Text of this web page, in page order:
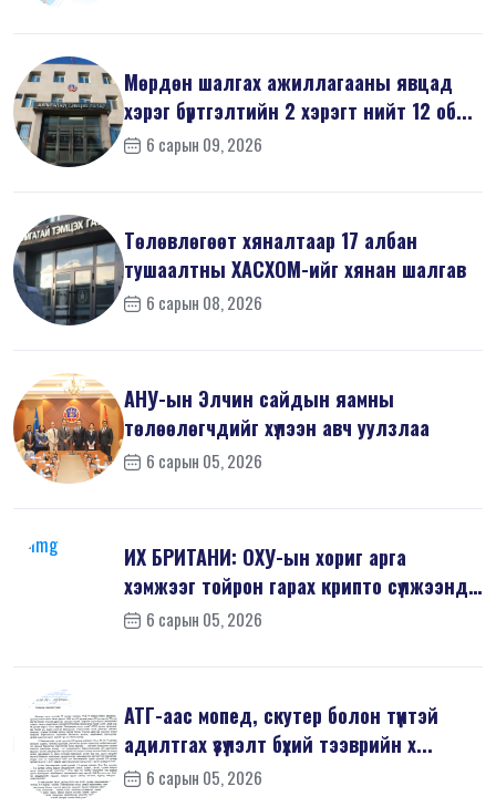
Мөрдөн шалгах ажиллагааны явцад
хэрэг бүртгэлтийн 2 хэрэгт нийт 12 об...
6 сарын 09, 2026
Төлөвлөгөөт хяналтаар 17 албан
тушаалтны ХАСХОМ-ийг хянан шалгав
6 сарын 08, 2026
АНУ-ын Элчин сайдын яамны
төлөөлөгчдийг хүлээн авч уулзлаа
6 сарын 05, 2026
ИХ БРИТАНИ: ОХУ-ын хориг арга
хэмжээг тойрон гарах крипто сүлжээнд
хор...6 сарын 05, 2026
АТГ-аас мопед, скутер болон түүнтэй
адилтгах үзүүлэлт бүхий тээврийн х...
6 сарын 05, 2026